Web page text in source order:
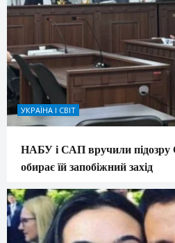
УКРАЇНА І СВІТ
НАБУ і САП вручили підозру
обирає їй запобіжний захід